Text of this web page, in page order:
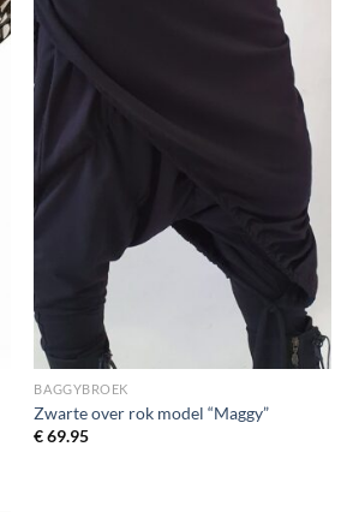
BAGGYBROEK
Zwarte over rok model “Maggy”
€69.95